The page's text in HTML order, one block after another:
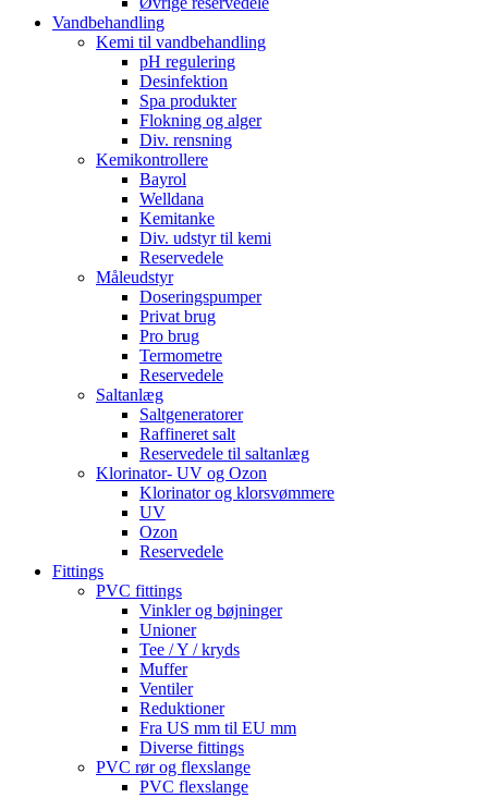
Vandbehandling
Kemi til vandbehandling
pH regulering
Desinfektion
Spa produkter
Flokning og alger
Div. rensning
Kemikontrollere
Bayrol
Welldana
Kemitanke
Div. udstyr til kemi
Reservedele
Måleudstyr
Doseringspumper
Privat brug
Pro brug
Termometre
Reservedele
Saltanlæg
Saltgeneratorer
Raffineret salt
Reservedele til saltanlæg
Klorinator- UV og Ozon
Klorinator og klorsvømmere
UV
Ozon
Reservedele
Fittings
PVC fittings
Vinkler og bøjninger
Unioner
Tee / Y / kryds
Muffer
Ventiler
Reduktioner
Fra US mm til EU mm
Diverse fittings
PVC rør og flexslange
PVC flexslange